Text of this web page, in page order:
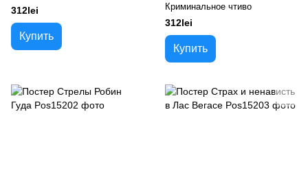
312lei
Купить
Криминальное чтиво
312lei
Купить